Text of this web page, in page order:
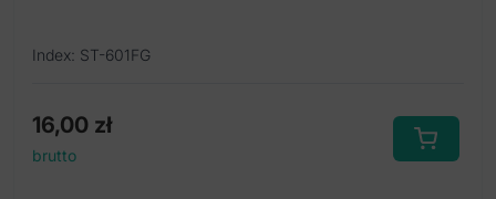
Trzystopniowy gumki do polerowania
Wiertła stomatologiczne
Index: ST-601FG
16,00 zł
brutto